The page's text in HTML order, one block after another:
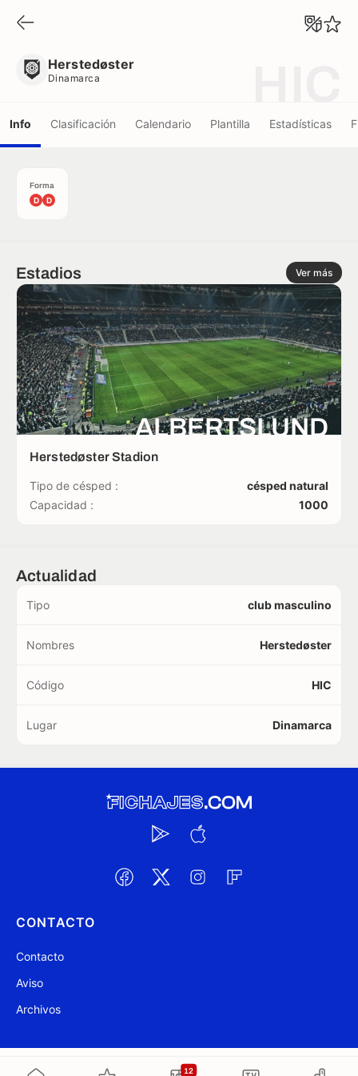
12
Herstedøster
Dinamarca
Info Clasificación Calendario Plantilla Estadísticas
Forma
D D
Estadios Ver más
ALBERTSLUND
Herstedøster Stadion
Tipo de césped :
césped natural
Capacidad :
1000
Actualidad
Tipo club masculino
Nombres Herstedøster
Código HIC
Lugar Dinamarca
CONTACTO
Contacto
Aviso
Archivos